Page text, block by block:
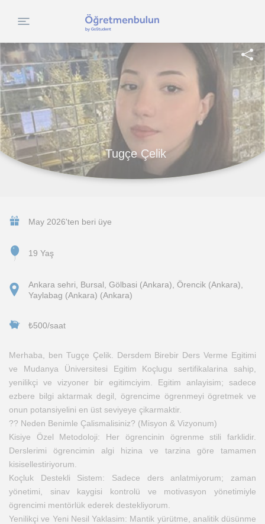
Tugçe Çelik
May 2026'ten beri üye
19 Yaş
Ankara sehri, Bursal, Gölbasi (Ankara), Örencik (Ankara),
Yaylabag (Ankara) (Ankara)
₺500/saat
Merhaba, ben Tugçe Çelik. Dersdem Birebir Ders Verme Egitimi
ve Mudanya Üniversitesi Egitim Koçlugu sertifikalarina sahip,
yenilikçi ve vizyoner bir egitimciyim. Egitim anlayisim; sadece
ezbere bilgi aktarmak degil, ögrencime ögrenmeyi ögretmek ve
onun potansiyelini en üst seviyeye çikarmaktir.
?? Neden Benimle Çalismalisiniz? (Misyon & Vizyonum)
Kisiye Özel Metodoloji: Her ögrencinin ögrenme stili farklidir.
Derslerimi ögrencimin algi hizina ve tarzina göre tamamen
kisisellestiriyorum.
Koçluk Destekli Sistem: Sadece ders anlatmiyorum; zaman
yönetimi, sinav kaygisi kontrolü ve motivasyon yönetimiyle
ögrencimi mentörlük ederek destekliyorum.
Yenilikçi ve Yeni Nesil Yaklasim: Mantik yürütme, analitik düsünme